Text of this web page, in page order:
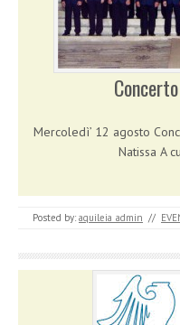
Mercoledì’ 12 agosto
Natissa A
Posted by: aquileia_admin //